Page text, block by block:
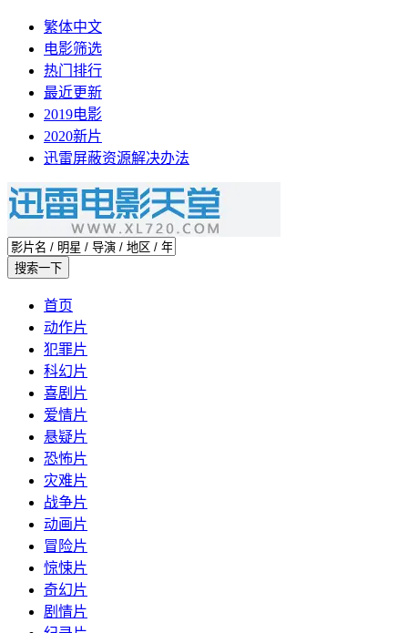
繁体中文
电影筛选
热门排行
最近更新
2019电影
2020新片
迅雷屏蔽资源解决办法
首页
动作片
犯罪片
科幻片
喜剧片
爱情片
悬疑片
恐怖片
灾难片
战争片
动画片
冒险片
惊悚片
奇幻片
剧情片